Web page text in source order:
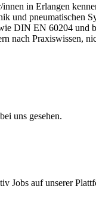
innen in Erlangen
und pneumatischen
DIN EN 60204 und
nach Praxiswissen,
uns gesehen.
Jobs auf unserer